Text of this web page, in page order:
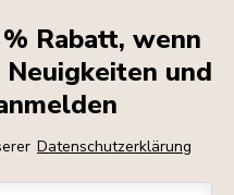
Rabatt, wenn
und
Datenschutzerklärung